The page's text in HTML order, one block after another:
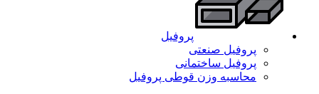
پروفیل
پروفیل صنعتی
پروفیل ساختمانی
محاسبه وزن قوطی پروفیل